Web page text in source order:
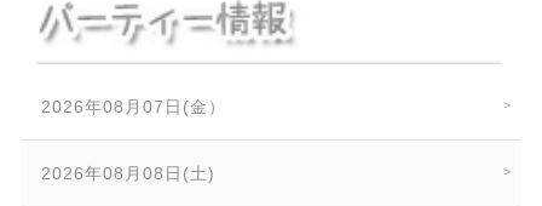
2026年08月07日(金）
2026年08月08日(土)